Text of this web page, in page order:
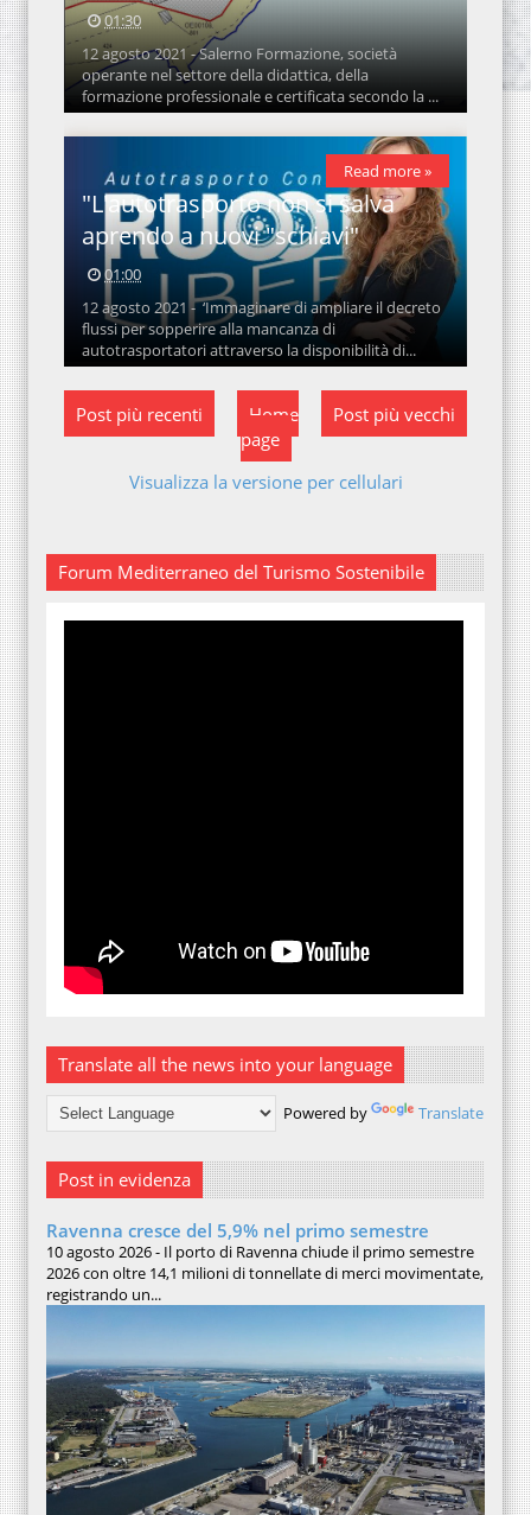
01:30
12 agosto 2021 - Salerno Formazione, società
operante nel settore della didattica, della
formazione professionale e certificata secondo la ...
"L'autotrasporto non si salva
aprendo a nuovi "schiavi"
01:00
12 agosto 2021 - ‘Immaginare di ampliare il decreto
flussi per sopperire alla mancanza di
autotrasportatori attraverso la disponibilità di...
Read more »
Post più recenti Post più vecchi
Home
page
Visualizza la versione per cellulari
Forum Mediterraneo del Turismo Sostenibile
Translate all the news into your language
Powered by Translate
Post in evidenza
Ravenna cresce del 5,9% nel primo semestre
10 agosto 2026 - Il porto di Ravenna chiude il primo semestre
2026 con oltre 14,1 milioni di tonnellate di merci movimentate,
registrando un...